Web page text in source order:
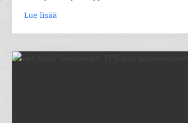
Lue lisää